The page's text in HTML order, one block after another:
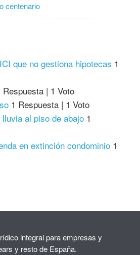
centenario
que no gestiona hipotecas 1
Respuesta | 1 Voto
1 Respuesta | 1 Voto
al piso de abajo 1
en extinción condominio 1
integral para empresas y
y resto de España.